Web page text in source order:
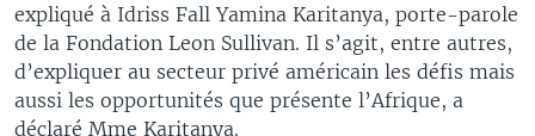
expliqué à Idriss Fall Yamina Karitanya, porte-parole
de la Fondation Leon Sullivan. Il s’agit, entre autres,
d’expliquer au secteur privé américain les défis mais
aussi les opportunités que présente l’Afrique, a
déclaré Mme Karitanya.